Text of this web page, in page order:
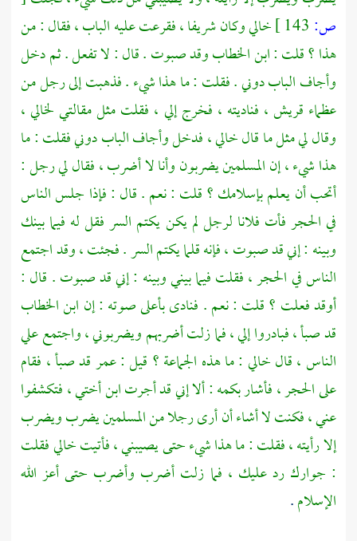
ص:
خالي وكان شريفا ، فقرعت عليه الباب ، فقال : من
هذا ؟ قلت :ابن الخطابوقد صبوت . قال : لا تفعل . ثم دخل
وأجاف الباب دوني . فقلت : ما هذا شيء . فذهبت إلى رجل من
عظماء قريش ، فناديته ، فخرج إلي ، فقلت مثل مقالتي لخالي ،
وقال لي مثل ما قال خالي ، فدخل وأجاف الباب دوني فقلت : ما
هذا شيء ، إن المسلمين يضربون وأنا لا أضرب ، فقال لي رجل :
أتحب أن يعلم بإسلامك ؟ قلت : نعم . قال : فإذا جلس الناس
في الحجر فأت فلانا لرجل لم يكن يكتم السر فقل له فيما بينك
وبينه : إني قد صبوت ، فإنه قلما يكتم السر . فجئت ، وقد اجتمع
الناس في الحجر ، فقلت فيما بيني وبينه : إني قد صبوت . قال :
أوقد فعلت ؟ قلت : نعم . فنادى بأعلى صوته : إن ابن الخطاب
قد صبأ ، فبادروا إلي ، فما زلت أضربهم ويضربوني ، واجتمع علي
الناس ، قال خالي : ما هذه الجماعة ؟ قيل :عمرقد صبأ ، فقام
على الحجر ، فأشار بكمه : ألا إني قد أجرت ابن أختي ، فتكشفوا
عني ، فكنت لا أشاء أن أرى رجلا من المسلمين يضرب ويضرب
إلا رأيته ، فقلت : ما هذا شيء حتى يصيبني ، فأتيت خالي فقلت
: جوارك رد عليك ، فما زلت أضرب وأضرب حتى أعز الله
الإسلام.